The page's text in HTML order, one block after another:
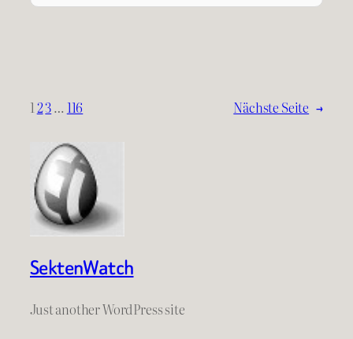
1 23… 116 Nächste Seite →
SektenWatch
Just another WordPress site